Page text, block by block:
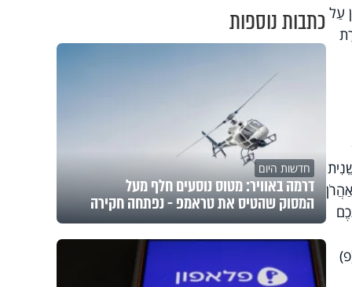
עַל כתבות נוספות
חדשות היום
דרמה באוויר: מטוס נוסעים חלף מעל
המסוק שהטיס את טראמפ - נפתחה חקירה